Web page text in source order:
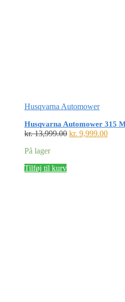
Husqvarna Automower
Husqvarna Automower 315
kr.13,999.00 Den
kr. 9,999.00Den
På lager
Tilføj til kurv